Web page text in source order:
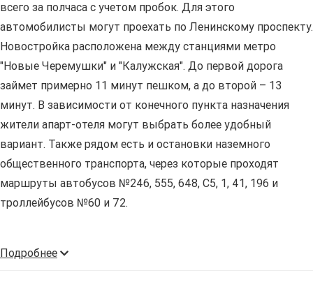
всего за полчаса с учетом пробок. Для этого
автомобилисты могут проехать по Ленинскому проспекту.
Новостройка расположена между станциями метро
"Новые Черемушки" и "Калужская". До первой дорога
займет примерно 11 минут пешком, а до второй – 13
минут. В зависимости от конечного пункта назначения
жители апарт-отеля могут выбрать более удобный
вариант. Также рядом есть и остановки наземного
общественного транспорта, через которые проходят
маршруты автобусов №246, 555, 648, С5, 1, 41, 196 и
троллейбусов №60 и 72.
Подробнее